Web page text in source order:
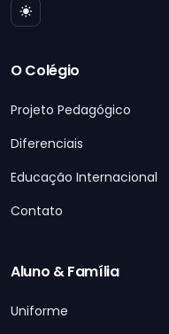
O Colégio
Projeto Pedagógico
Diferenciais
Educação Internacional
Contato
Aluno & Família
Uniforme